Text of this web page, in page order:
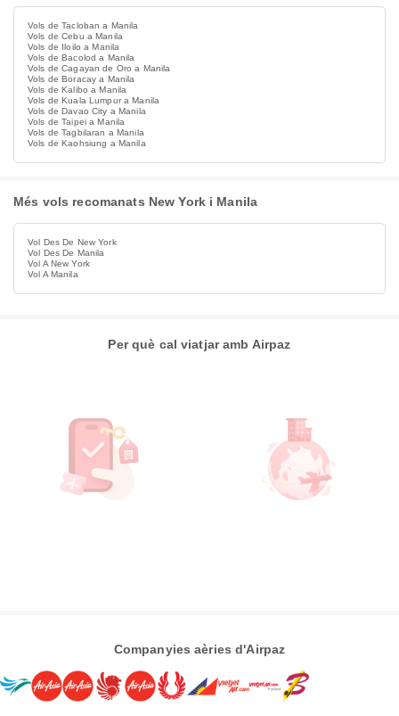
Vols de Tacloban a Manila
Vols de Cebu a Manila
Vols de Iloilo a Manila
Vols de Bacolod a Manila
Vols de Cagayan de Oro a Manila
Vols de Boracay a Manila
Vols de Kalibo a Manila
Vols de Kuala Lumpur a Manila
Vols de Davao City a Manila
Vols de Taipei a Manila
Vols de Tagbilaran a Manila
Vols de Kaohsiung a Manila
Més vols recomanats New York i Manila
Vol Des De New York
Vol Des De Manila
Vol A New York
Vol A Manila
Per què cal viatjar amb Airpaz
Companyies aèries d'Airpaz